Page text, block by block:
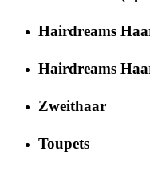
Hairdreams
Hairdreams
Zweithaar
Toupets